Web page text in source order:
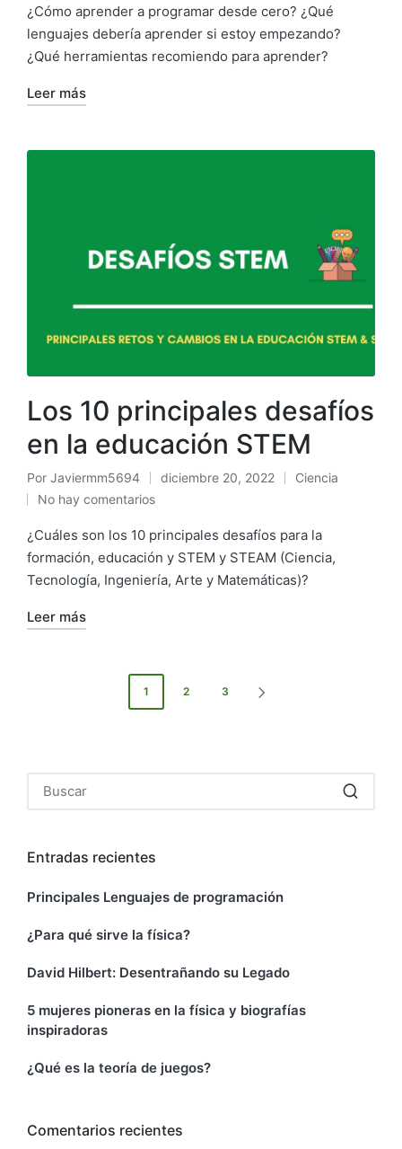
¿Cómo aprender a programar desde cero? ¿Qué
lenguajes debería aprender si estoy empezando?
¿Qué herramientas recomiendo para aprender?
Leer más
Los 10 principales desafíos
en la educación STEM
Por Javiermm5694 diciembre 20, 2022
Ciencia
No hay comentarios
¿Cuáles son los 10 principales desafíos para la
formación, educación y STEM y STEAM (Ciencia,
Tecnología, Ingeniería, Arte y Matemáticas)?
Leer más
1 2 3
Entradas recientes
Principales Lenguajes de programación
¿Para qué sirve la física?
David Hilbert: Desentrañando su Legado
5 mujeres pioneras en la física y biografías
inspiradoras
¿Qué es la teoría de juegos?
Comentarios recientes